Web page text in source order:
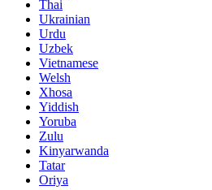
Thai
Ukrainian
Urdu
Uzbek
Vietnamese
Welsh
Xhosa
Yiddish
Yoruba
Zulu
Kinyarwanda
Tatar
Oriya